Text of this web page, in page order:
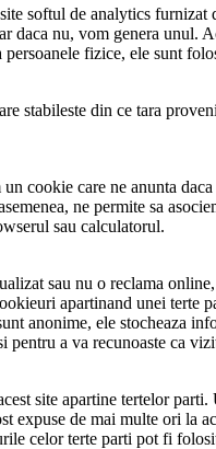
softul de analytics
daca nu, vom genera unul.
fizice, ele sunt
stabileste din ce tara
cookie care ne anunta
ne permite sa
sau calculatorul.
sau nu o reclama
apartinand unei terte
anonime, ele stocheaza
a va recunoaste ca
site apartine tertelor
expuse de mai multe ori la
celor terte parti pot fi